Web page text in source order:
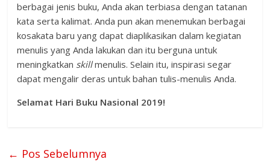
berbagai jenis buku, Anda akan terbiasa dengan tatanan
kata serta kalimat. Anda pun akan menemukan berbagai
kosakata baru yang dapat diaplikasikan dalam kegiatan
menulis yang Anda lakukan dan itu berguna untuk
meningkatkan skillmenulis. Selain itu, inspirasi segar
dapat mengalir deras untuk bahan tulis-menulis Anda.
Selamat Hari Buku Nasional 2019!
← Pos Sebelumnya